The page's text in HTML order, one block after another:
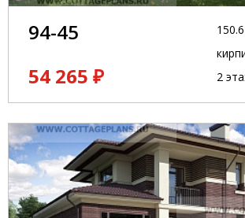
94-45
54 265 ₽
2